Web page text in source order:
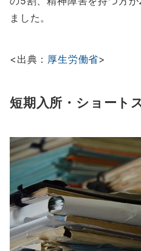
ました。
<出典： 厚生労働省>
短期入所・ショート